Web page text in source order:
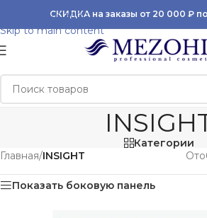
Skip to navigation
Skip to main content
СКИДКА на заказы от 20 000 ₽ по
Категории
Главная/INSIGHT
Показать боковую панель